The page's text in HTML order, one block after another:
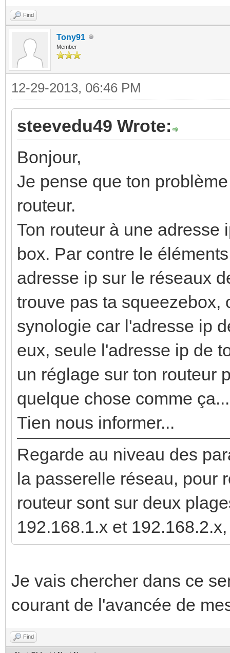
Find
Tony91
Member
12-29-2013, 06:46 PM
steevedu49 Wrote:
Bonjour,
Je pense que ton
routeur.
Ton routeur à une adresse
box. Par contre le
adresse ip sur le réseaux
trouve pas ta squeezebox,
synologie car l'adresse ip
eux, seule l'adresse ip de
un réglage sur ton routeur
quelque chose comme ça...
Tien nous informer...
Regarde au niveau des
la passerelle réseau, pour
routeur sont sur deux
192.168.1.x et
Je vais chercher dans ce
courant de l'avancée de
Find